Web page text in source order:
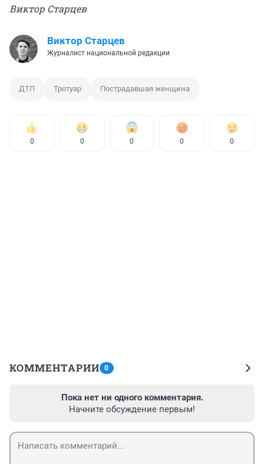
Виктор Старцев
Виктор Старцев
Журналист национальной редакции
ДТП Тротуар Пострадавшая женщина
0 0 0 0 0
КОММЕНТАРИИ 0
Пока нет ни одного комментария.
Начните обсуждение первым!